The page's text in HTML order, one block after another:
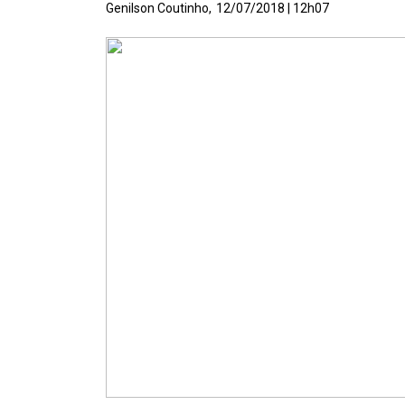
Genilson Coutinho, 12/07/2018 | 12h07